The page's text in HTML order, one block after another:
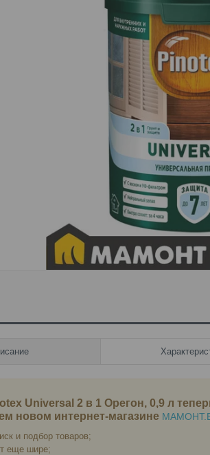
Universal 2 в 1 Орегон, 0,9 л
новом интернет-магазине
и подбор товаров;
еще шире;